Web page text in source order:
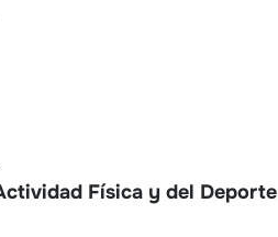
Física y del Deporte